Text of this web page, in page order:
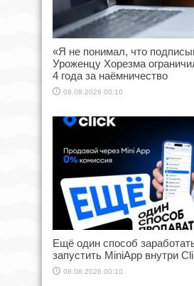
«Я не понимал, что
Уроженцу Хорезма
4 года за наёмничество
08.08.2026 00:10
Ещё один способ
запустить MiniApp внутри
08.08.2026 00:10